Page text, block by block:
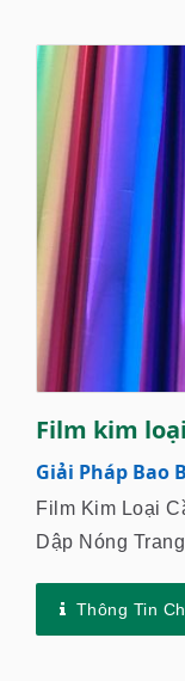
Film kim
Giải Pháp Bao
Cho Ngành
Film Kim Loại
Dập Nóng
CP65, REACH,
Thông Tin